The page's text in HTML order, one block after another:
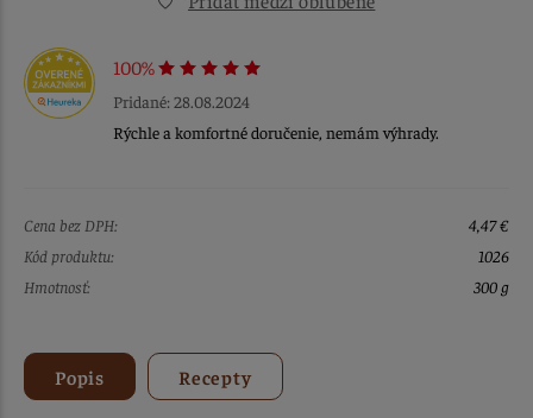
100%
Pridané: 28.08.2024
Rýchle a komfortné doručenie, nemám výhrady.
Cena bez DPH:
4,47 €
Kód produktu:
1026
Hmotnosť:
300 g
Popis Recepty